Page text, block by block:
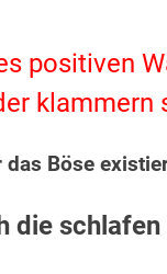
positiven
Böse
die